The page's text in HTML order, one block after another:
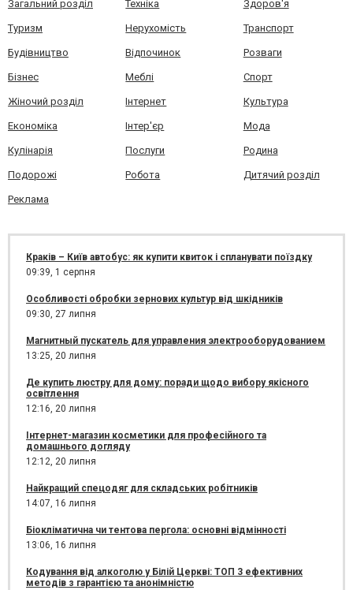
Загальний розділ Техніка Здоров'я
Туризм Нерухомість Транспорт
Будівництво Відпочинок Розваги
Бізнес Меблі Спорт
Жіночий розділ Інтернет Культура
Економіка Інтер'єр Мода
Кулінарія Послуги Родина
Подорожі Робота Дитячий розділ
Реклама
Краків – Київ автобус: як купити квиток і спланувати поїздку
09:39, 1 серпня
Особливості обробки зернових культур від шкідників
09:30, 27 липня
Магнитный пускатель для управления электрооборудованием
13:25, 20 липня
Де купить люстру для дому: поради щодо вибору якісного
освітлення
12:16, 20 липня
Інтернет-магазин косметики для професійного та
домашнього догляду
12:12, 20 липня
Найкращий спецодяг для складських робітників
14:07, 16 липня
Біокліматична чи тентова пергола: основні відмінності
13:06, 16 липня
Кодування від алкоголю у Білій Церкві: ТОП 3 ефективних
методів з гарантією та анонімністю